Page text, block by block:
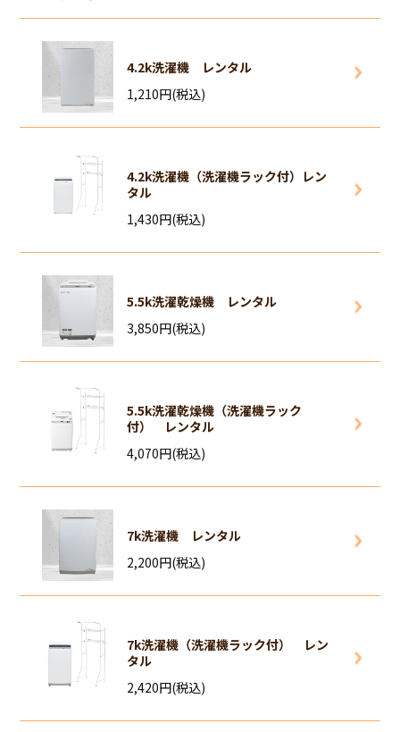
4.2k洗濯機 レンタル
1,210円(税込)
4.2k洗濯機（洗濯機ラック付）レン
タル
1,430円(税込)
5.5k洗濯乾燥機 レンタル
3,850円(税込)
5.5k洗濯乾燥機（洗濯機ラック
付） レンタル
4,070円(税込)
7k洗濯機 レンタル
2,200円(税込)
7k洗濯機（洗濯機ラック付） レン
タル
2,420円(税込)